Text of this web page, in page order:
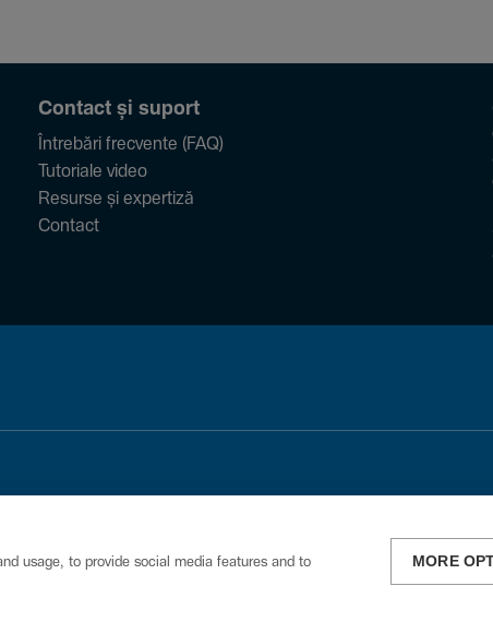
Contact și suport
Întrebări frecvente (FAQ)
Tutoriale video
Resurse și expertiză
Contact
usage, to provide social media features and to
MORE